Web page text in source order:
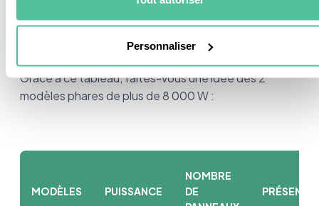
Personnaliser
Pour une puissance de plus de 8 000 W
Grâce à ce tableau, faites-vous une idée des 2
modèles phares de plus de 8 000 W :
MODÈLES PUISSANCE
NOMBRE
DE